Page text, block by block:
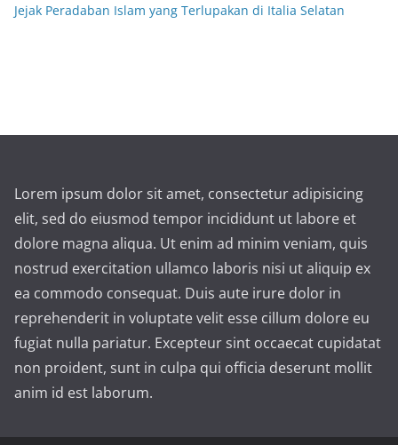
Jejak Peradaban Islam yang Terlupakan di Italia Selatan
Lorem ipsum dolor sit amet, consectetur adipisicing
elit, sed do eiusmod tempor incididunt ut labore et
dolore magna aliqua. Ut enim ad minim veniam, quis
nostrud exercitation ullamco laboris nisi ut aliquip ex
ea commodo consequat. Duis aute irure dolor in
reprehenderit in voluptate velit esse cillum dolore eu
fugiat nulla pariatur. Excepteur sint occaecat cupidatat
non proident, sunt in culpa qui officia deserunt mollit
anim id est laborum.